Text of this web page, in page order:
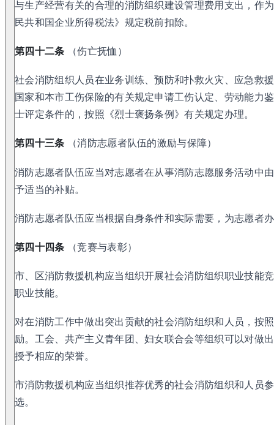
与生产经营有关的合理的消防组织建设管理费用支出，作
民共和国企业所得税法》规定税前扣除。
第四十二条 （伤亡抚恤）
社会消防组织人员在业务训练、预防和扑救火灾、应急救
国家和本市工伤保险的有关规定申请工伤认定、劳动能力
士评定条件的，按照《烈士褒扬条例》有关规定办理。
第四十三条 （消防志愿者队伍的激励与保障）
消防志愿者队伍应当对志愿者在从事消防志愿服务活动中
予适当的补贴。
消防志愿者队伍应当根据自身条件和实际需要，为志愿者
第四十四条 （竞赛与表彰）
市、区消防救援机构应当组织开展社会消防组织职业技能
职业技能。
对在消防工作中做出突出贡献的社会消防组织和人员，按
励。工会、共产主义青年团、妇女联合会等组织可以对做
授予相应的荣誉。
市消防救援机构应当组织推荐优秀的社会消防组织和人员
选。